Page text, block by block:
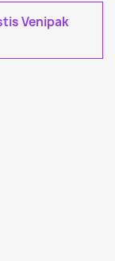
Venipak